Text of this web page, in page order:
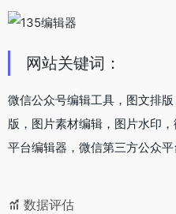
网站关键词：
微信公众号编辑工具，图文排
版，图片素材编辑，图片水印
平台编辑器，微信第三方公众平
数据评估